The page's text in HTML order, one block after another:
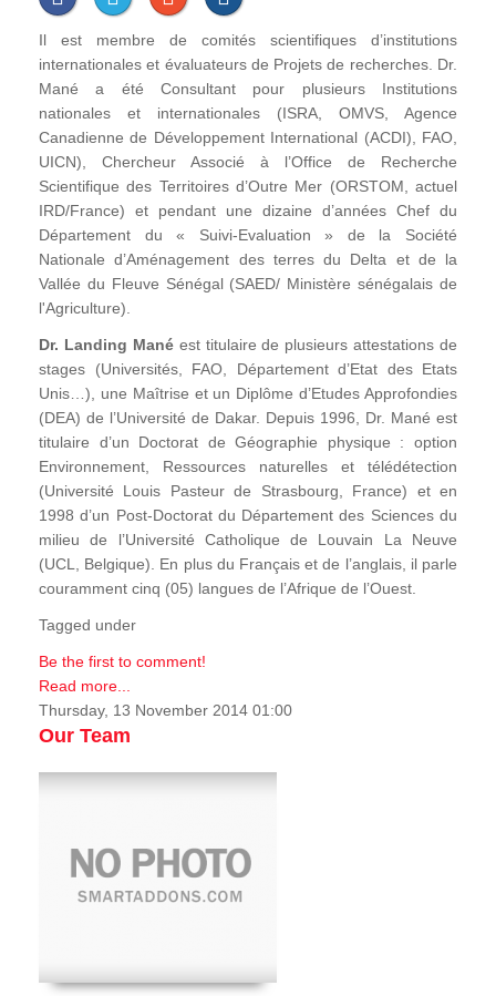
Il est membre de comités scientifiques d’institutions
internationales et évaluateurs de Projets de recherches. Dr.
Mané a été Consultant pour plusieurs Institutions
nationales et internationales (ISRA, OMVS, Agence
Canadienne de Développement International (ACDI), FAO,
UICN), Chercheur Associé à l’Office de Recherche
Scientifique des Territoires d’Outre Mer (ORSTOM, actuel
IRD/France) et pendant une dizaine d’années Chef du
Département du « Suivi-Evaluation » de la Société
Nationale d’Aménagement des terres du Delta et de la
Vallée du Fleuve Sénégal (SAED/ Ministère sénégalais de
l'Agriculture).
Dr. Landing Manéest titulaire de plusieurs attestations de
stages (Universités, FAO, Département d’Etat des Etats
Unis…), une Maîtrise et un Diplôme d’Etudes Approfondies
(DEA) de l’Université de Dakar. Depuis 1996, Dr. Mané est
titulaire d’un Doctorat de Géographie physique : option
Environnement, Ressources naturelles et télédétection
(Université Louis Pasteur de Strasbourg, France) et en
1998 d’un Post-Doctorat du Département des Sciences du
milieu de l’Université Catholique de Louvain La Neuve
(UCL, Belgique). En plus du Français et de l’anglais, il parle
couramment cinq (05) langues de l’Afrique de l’Ouest.
Tagged under
Be the first to comment!
Read more...
Thursday, 13 November 2014 01:00
Our Team